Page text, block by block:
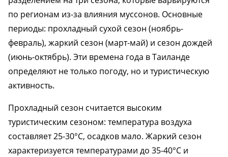
по регионам из-за влияния муссонов. Основные
периоды: прохладный сухой сезон (ноябрь-
февраль), жаркий сезон (март-май) и сезон дождей
(июнь-октябрь). Эти времена года в Таиланде
определяют не только погоду, но и туристическую
активность.
Прохладный сезон считается высоким
туристическим сезоном: температура воздуха
составляет 25-30°C, осадков мало. Жаркий сезон
характеризуется температурами до 35-40°C и